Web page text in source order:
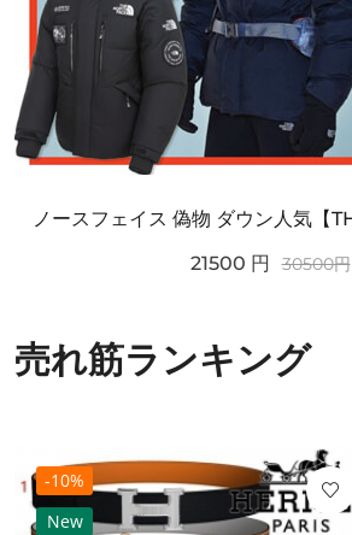
21500 円 30500円
売れ筋ランキング
-10%
New